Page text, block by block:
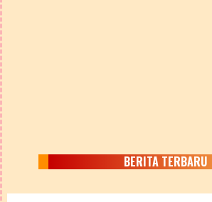
BERITA TERBARU